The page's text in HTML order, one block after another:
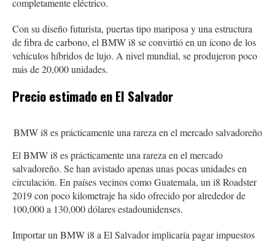
completamente eléctrico.
Con su diseño futurista, puertas tipo mariposa y una estructura
de fibra de carbono, el BMW i8 se convirtió en un ícono de los
vehículos híbridos de lujo. A nivel mundial, se produjeron poco
más de 20,000 unidades.
Precio estimado en El Salvador
BMW i8 es prácticamente una rareza en el mercado salvadoreño
El BMW i8 es prácticamente una rareza en el mercado
salvadoreño. Se han avistado apenas unas pocas unidades en
circulación. En países vecinos como Guatemala, un i8 Roadster
2019 con poco kilometraje ha sido ofrecido por alrededor de
100,000 a 130,000 dólares estadounidenses.
Importar un BMW i8 a El Salvador implicaría pagar impuestos